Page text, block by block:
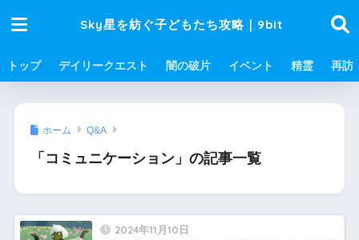
Sky星を紡ぐ子どもたち攻略｜9bit
トップ デイリークエスト 闇の破片 イベント 精霊 再訪
ホーム Q&A
「コミュニケーション」の記事一覧
2024年11月10日